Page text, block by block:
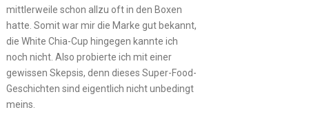
mittlerweile schon allzu oft in den Boxen
hatte. Somit war mir die Marke gut bekannt,
die White Chia-Cup hingegen kannte ich
noch nicht. Also probierte ich mit einer
gewissen Skepsis, denn dieses Super-Food-
Geschichten sind eigentlich nicht unbedingt
meins.